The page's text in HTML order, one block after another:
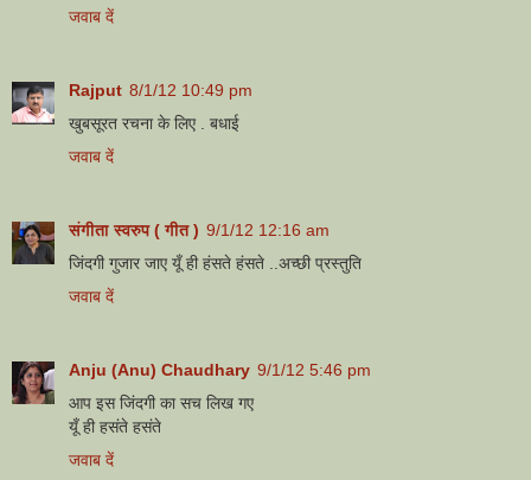
जवाब दें
Rajput 8/1/12 10:49 pm
खुबसूरत रचना के लिए . बधाई
जवाब दें
संगीता स्वरुप ( गीत ) 9/1/12 12:16 am
जिंदगी गुजार जाए यूँ ही हंसते हंसते ..अच्छी प्रस्तुति
जवाब दें
Anju (Anu) Chaudhary 9/1/12 5:46 pm
आप इस जिंदगी का सच लिख गए
यूँ ही हसंते हसंते
जवाब दें